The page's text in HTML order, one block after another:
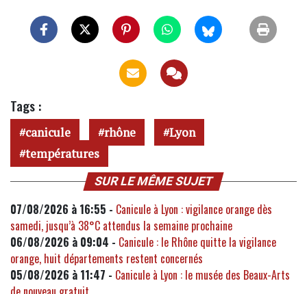
Tags :
canicule rhône
Lyon
températures
SUR LE MÊME SUJET
07/08/2026 à 16:55 - Canicule à Lyon : vigilance orange dès
samedi, jusqu’à 38°C attendus la semaine prochaine
06/08/2026 à 09:04 - Canicule : le Rhône quitte la vigilance
orange, huit départements restent concernés
05/08/2026 à 11:47 - Canicule à Lyon : le musée des Beaux-Arts